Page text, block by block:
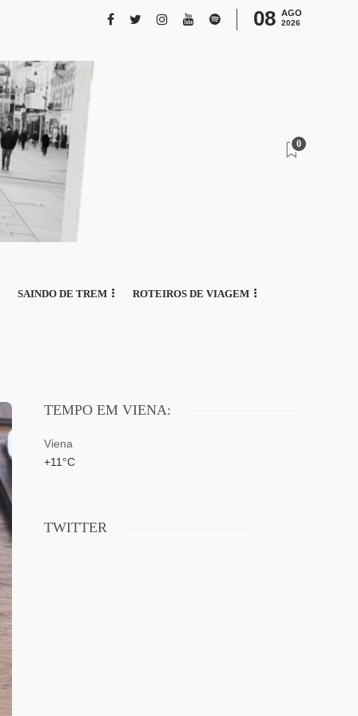
08 AGO
2026
0
SAINDO DE TREM ROTEIROS DE VIAGEM
TEMPO EM VIENA:
Viena
+11°C
TWITTER